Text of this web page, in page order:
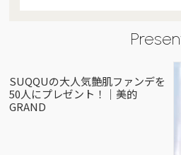
SUQQUの大人気艶肌ファンデを
50人にプレゼント！｜美的
GRAND